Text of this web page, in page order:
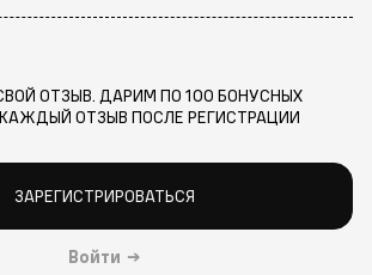
ОТЗЫВ. ДАРИМ ПО 100 БОНУСНЫХ
ОТЗЫВ ПОСЛЕ РЕГИСТРАЦИИ
ЗАРЕГИСТРИРОВАТЬСЯ
Войти →